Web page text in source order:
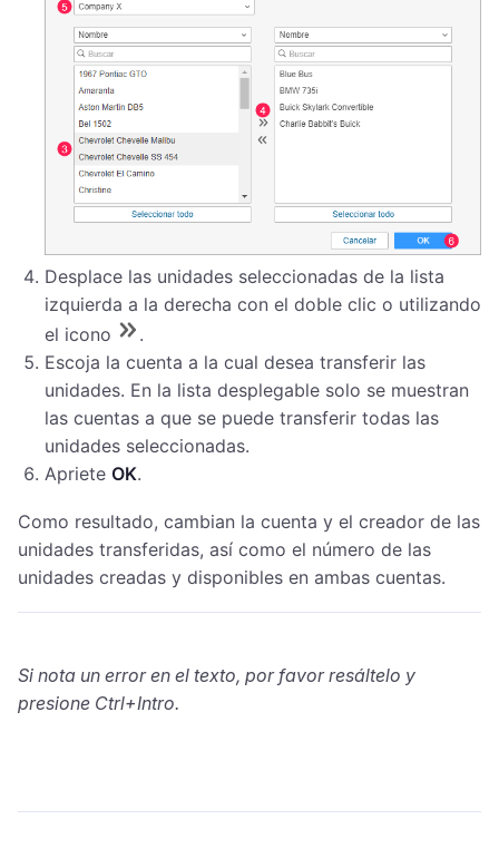
Desplace las unidades seleccionadas de la lista
izquierda a la derecha con el doble clic o utilizando
el icono
.
Escoja la cuenta a la cual desea transferir las
unidades. En la lista desplegable solo se muestran
las cuentas a que se puede transferir todas las
unidades seleccionadas.
Apriete OK.
Como resultado, cambian la cuenta y el creador de las
unidades transferidas, así como el número de las
unidades creadas y disponibles en ambas cuentas.
Si nota un error en el texto, por favor resáltelo y
presione Ctrl+Intro.